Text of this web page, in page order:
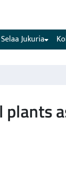
Selaa Jukuria